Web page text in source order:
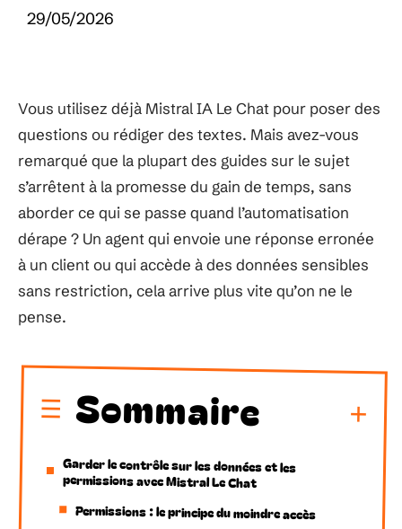
29/05/2026
Vous utilisez déjà Mistral IA Le Chat pour poser des
questions ou rédiger des textes. Mais avez-vous
remarqué que la plupart des guides sur le sujet
s’arrêtent à la promesse du gain de temps, sans
aborder ce qui se passe quand l’automatisation
dérape ? Un agent qui envoie une réponse erronée
à un client ou qui accède à des données sensibles
sans restriction, cela arrive plus vite qu’on ne le
pense.
Sommaire
Garder le contrôle sur les données et les
permissions avec Mistral Le Chat
Permissions : le principe du moindre accès